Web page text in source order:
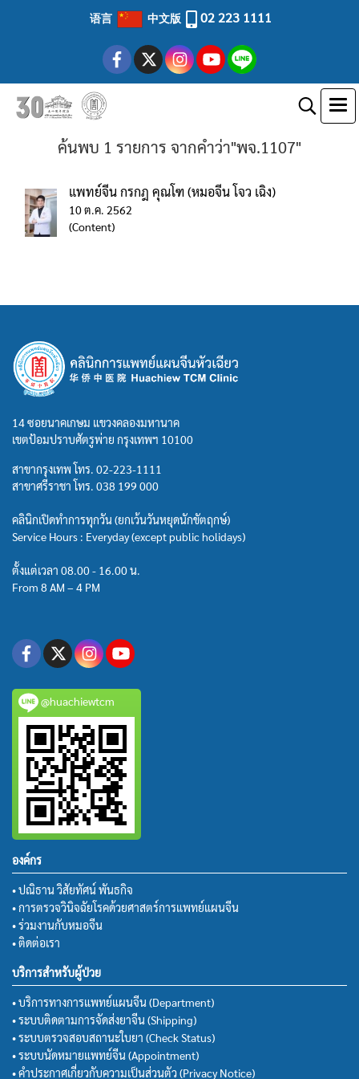
语言 中文版 02 223 1111
ค้นพบ 1 รายการ จากคำว่า"พจ.1107"
แพทย์จีน กรกฎ คุณโฑ (หมอจีน โจว เฉิง)
10 ต.ค. 2562
(Content)
14 ซอยนาคเกษม แขวงคลองมหานาค
เขตป้อมปราบศัตรูพ่าย กรุงเทพฯ 10100
สาขากรุงเทพ โทร. 02-223-1111
สาขาศรีราชา โทร. 038 199 000
คลินิกเปิดทำการทุกวัน (ยกเว้นวันหยุดนักขัตฤกษ์)
Service Hours : Everyday (except public holidays)
ตั้งแต่เวลา 08.00 - 16.00 น.
From 8 AM – 4 PM
@huachiewtcm
องค์กร
• ปณิธาน วิสัยทัศน์ พันธกิจ
• การตรวจวินิจฉัยโรคด้วยศาสตร์การแพทย์แผนจีน
• ร่วมงานกับหมอจีน
• ติดต่อเรา
บริการสำหรับผู้ป่วย
• บริการทางการแพทย์แผนจีน (Department)
• ระบบติดตามการจัดส่งยาจีน (Shipping)
• ระบบตรวจสอบสถานะใบยา (Check Status)
• ระบบนัดหมายแพทย์จีน (Appointment)
• คำประกาศเกี่ยวกับความเป็นส่วนตัว (Privacy Notice)